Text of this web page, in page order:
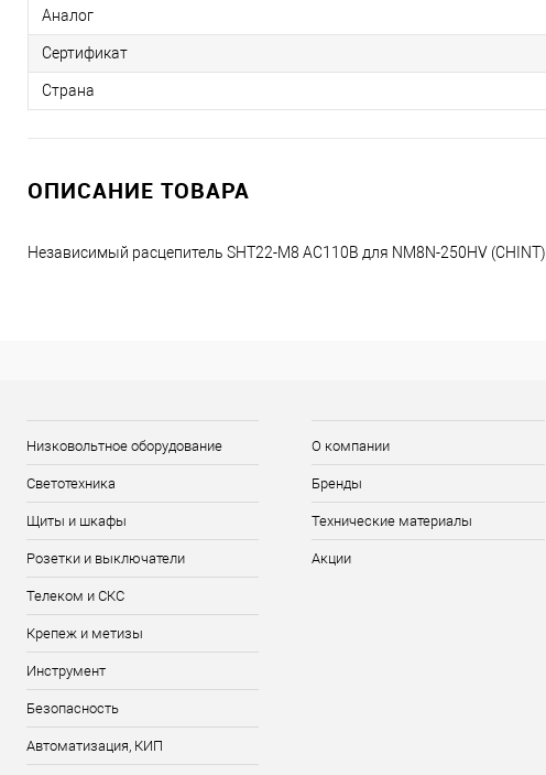
Аналог
Сертификат
Страна
ОПИСАНИЕ ТОВАРА
Независимый расцепитель SHT22-M8 AC110В для NM8N-250HV (CHINT)
Низковольтное оборудование
Светотехника
Щиты и шкафы
Розетки и выключатели
Телеком и СКС
Крепеж и метизы
Инструмент
Безопасность
Автоматизация, КИП
О компании
Бренды
Технические материалы
Акции